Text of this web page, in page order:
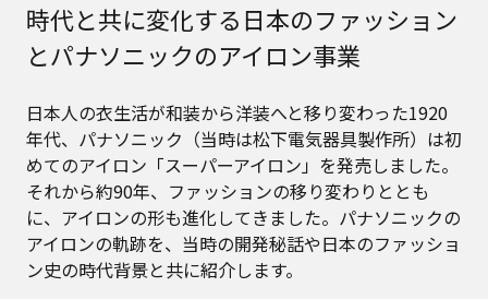
時代と共に変化する日本のファッション
とパナソニックのアイロン事業
日本人の衣生活が和装から洋装へと移り変わった1920
年代、パナソニック（当時は松下電気器具製作所）は初
めてのアイロン「スーパーアイロン」を発売しました。
それから約90年、ファッションの移り変わりととも
に、アイロンの形も進化してきました。パナソニックの
アイロンの軌跡を、当時の開発秘話や日本のファッショ
ン史の時代背景と共に紹介します。